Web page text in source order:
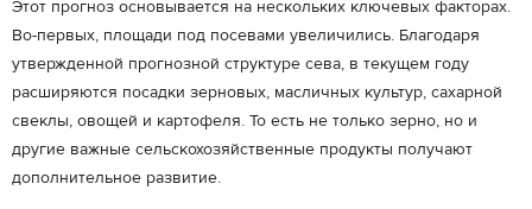
Этот прогноз основывается на нескольких ключевых факторах.
Во-первых, площади под посевами увеличились. Благодаря
утвержденной прогнозной структуре сева, в текущем году
расширяются посадки зерновых, масличных культур, сахарной
свеклы, овощей и картофеля. То есть не только зерно, но и
другие важные сельскохозяйственные продукты получают
дополнительное развитие.